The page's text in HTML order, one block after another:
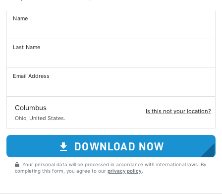
Name
Last Name
Email Address
Columbus
Ohio, United States.
Is this not your location?
DOWNLOAD NOW
Your personal data will be processed in accordance with international laws. By
completing this form, you agree to our privacy policy